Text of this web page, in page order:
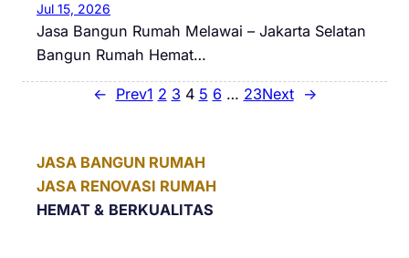
Jul 15, 2026
Jasa Bangun Rumah Melawai – Jakarta Selatan
Bangun Rumah Hemat…
← Prev1 2 3 4 5 6 … 23Next →
JASA BANGUN RUMAH
JASA RENOVASI RUMAH
HEMAT & BERKUALITAS